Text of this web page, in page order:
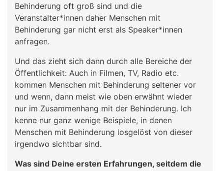
Behinderung oft groß sind und die
Veranstalter*innen daher Menschen mit
Behinderung gar nicht erst als Speaker*innen
anfragen.
Und das zieht sich dann durch alle Bereiche der
Öffentlichkeit: Auch in Filmen, TV, Radio etc.
kommen Menschen mit Behinderung seltener vor
und wenn, dann meist wie oben erwähnt wieder
nur im Zusammenhang mit der Behinderung. Ich
kenne nur ganz wenige Beispiele, in denen
Menschen mit Behinderung losgelöst von dieser
irgendwo sichtbar sind.
Was sind Deine ersten Erfahrungen, seitdem die